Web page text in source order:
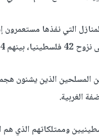
التي نفذها مستعمرون
24 طفلا.
المسلحين الذين يشنون
الغربية.
وممتلكاتهم الذي هم